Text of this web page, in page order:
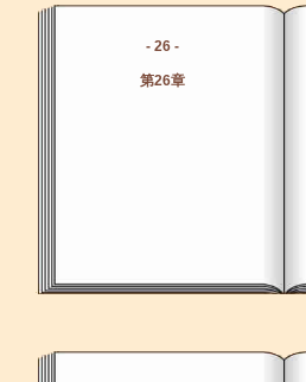
- 26 -
第26章